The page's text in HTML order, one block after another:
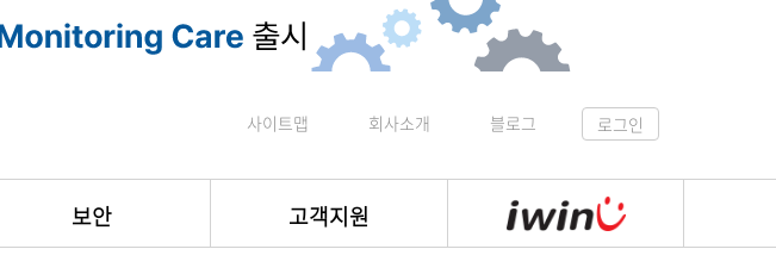
사이트맵 회사소개 블로그 로그인
보안 고객지원